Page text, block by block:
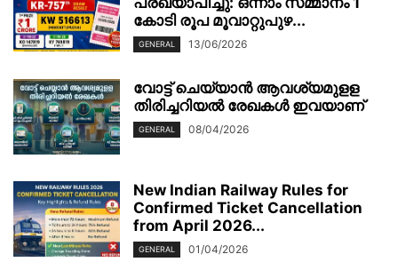
കോടി രൂപ മൂവാറ്റുപുഴ...
GENERAL 13/06/2026
വോട്ട് ചെയ്യാന്‍ ആവശ്യമുളള
തിരിച്ചറിയല്‍ രേഖകള്‍ ഇവയാണ്
GENERAL 08/04/2026
New Indian Railway Rules for
Confirmed Ticket Cancellation
from April 2026...
GENERAL 01/04/2026